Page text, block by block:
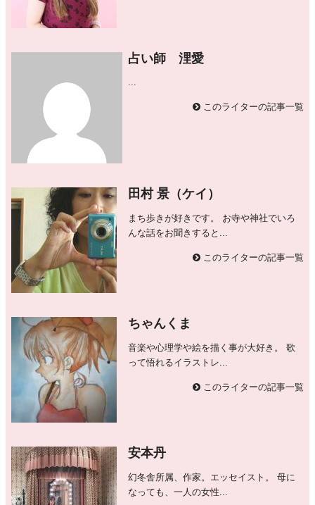
占い師 浬愛
...
このライターの記事一覧
田村 景（ケイ）
まち歩きが好きです。 お寺や神社でいろ
んな話をお聞きすると...
このライターの記事一覧
ちゃんくま
音楽や心理学や絵を描く事が大好き。 歌
って悟れるイラストレ...
このライターの記事一覧
安本丹
幻冬舎所属、作家。エッセイスト。 母に
なっても、一人の女性...